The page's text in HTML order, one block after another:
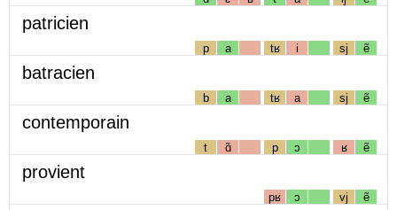
patricien
p a tʁ i sj ẽ
batracien
b a tʁ a sj ẽ
contemporain
t ɑ̃ p ɔ ʁ ẽ
provient
pʁ ɔ vj ẽ